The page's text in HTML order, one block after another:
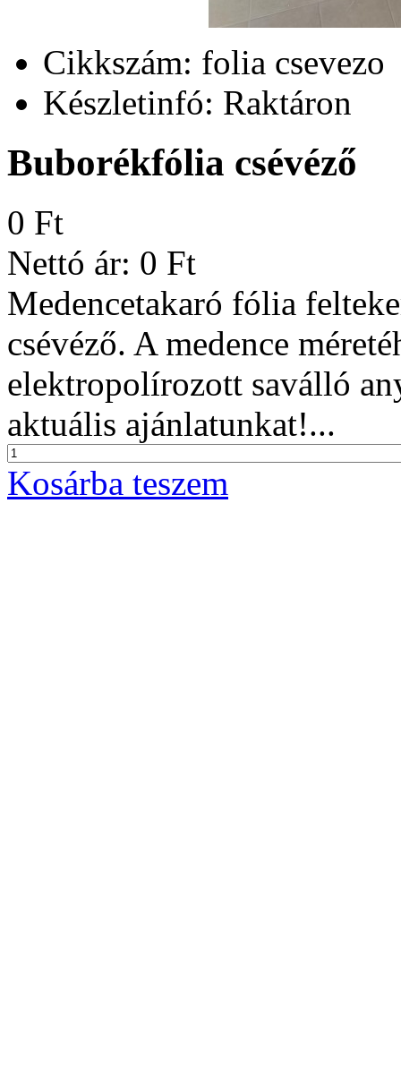
Cikkszám: folia csevezo
Készletinfó: Raktáron
Buborékfólia csévéző
0 Ft
Nettó ár: 0 Ft
Medencetakaró fólia
csévéző. A medence
elektropolírozott saválló
aktuális ajánlatunkat!...
Kosárba teszem